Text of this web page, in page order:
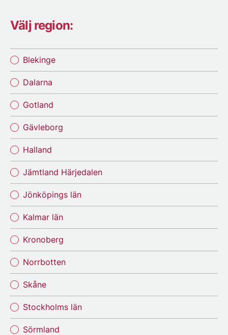
Välj region:
Blekinge
Dalarna
Gotland
Gävleborg
Halland
Jämtland Härjedalen
Jönköpings län
Kalmar län
Kronoberg
Norrbotten
Skåne
Stockholms län
Sörmland